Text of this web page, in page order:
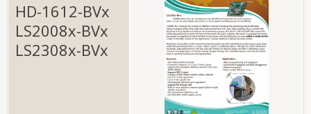
HD-1612-BVx
LS2008x-BVx
LS2308x-BVx